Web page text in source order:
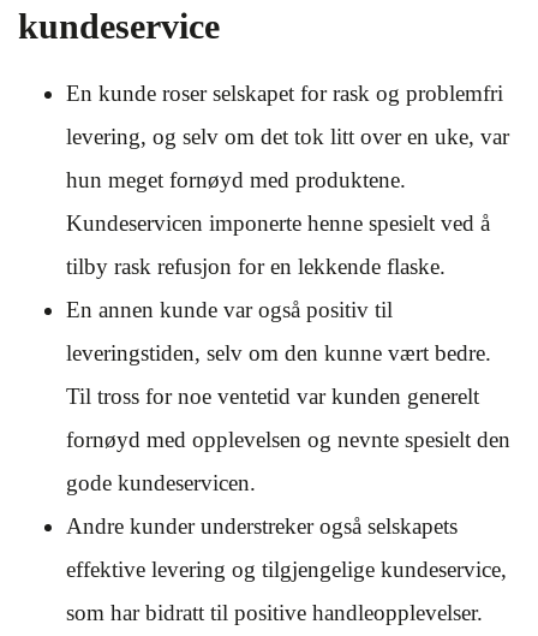
kundeservice
En kunde roser selskapet for rask og problemfri
levering, og selv om det tok litt over en uke, var
hun meget fornøyd med produktene.
Kundeservicen imponerte henne spesielt ved å
tilby rask refusjon for en lekkende flaske.
En annen kunde var også positiv til
leveringstiden, selv om den kunne vært bedre.
Til tross for noe ventetid var kunden generelt
fornøyd med opplevelsen og nevnte spesielt den
gode kundeservicen.
Andre kunder understreker også selskapets
effektive levering og tilgjengelige kundeservice,
som har bidratt til positive handleopplevelser.